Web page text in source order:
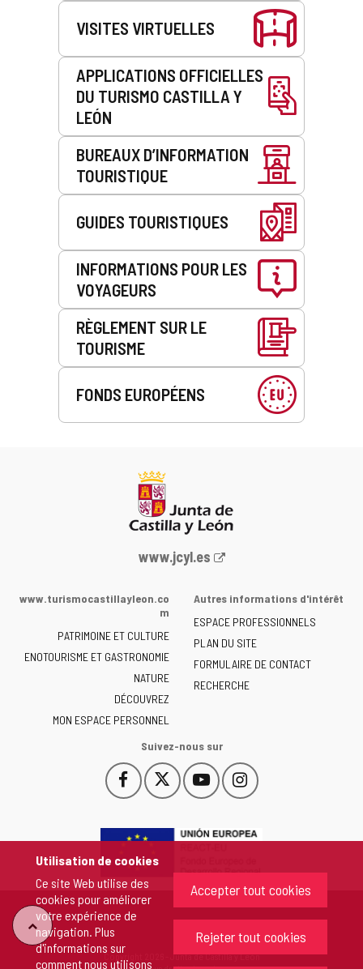
Utilisation de cookies
Ce site Web utilise des
cookies pour améliorer
votre expérience de
navigation. Plus
d'informations sur
comment nous utilisons
Accepter tout cookies
Rejeter tout cookies
VISITES VIRTUELLES
APPLICATIONS OFFICIELLES
DU TURISMO CASTILLA Y
LEÓN
BUREAUX D’INFORMATION
TOURISTIQUE
GUIDES TOURISTIQUES
INFORMATIONS POUR LES
VOYAGEURS
RÈGLEMENT SUR LE
TOURISME
FONDS EUROPÉENS
Portail
la
de
Castilla
y
León
-
www.jcyl.es
www.turismocastillayleon.co
m
PATRIMOINE ET CULTURE
ENOTOURISME ET GASTRONOMIE
NATURE
DÉCOUVREZ
MON ESPACE PERSONNEL
Autres informations d'intérêt
ESPACE PROFESSIONNELS
PLAN DU SITE
FORMULAIRE DE CONTACT
RECHERCHE
Suivez-nous sur
Facebook
Este
enlace
abrirá
una
ventana
nueva.
Este
enlace
abrirá
ventana
nueva.
YouTube
Este
enlace
abrirá
ventana
nueva.
Instagram
Este
enlace
abrirá
ventana
nueva.
"Retour
Copyright 2026 - Junta de Castilla y León